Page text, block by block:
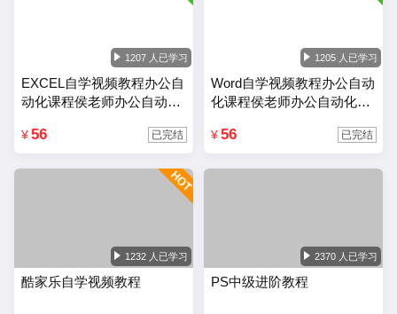
1207 人已学习
EXCEL自学视频教程办公自
动化课程侯老师办公自动化
¥ 56 已完结
1205 人已学习
Word自学视频教程办公自动
化课程侯老师办公自动化wo
¥ 56 已完结
1232 人已学习
酷家乐自学视频教程
2370 人已学习
PS中级进阶教程